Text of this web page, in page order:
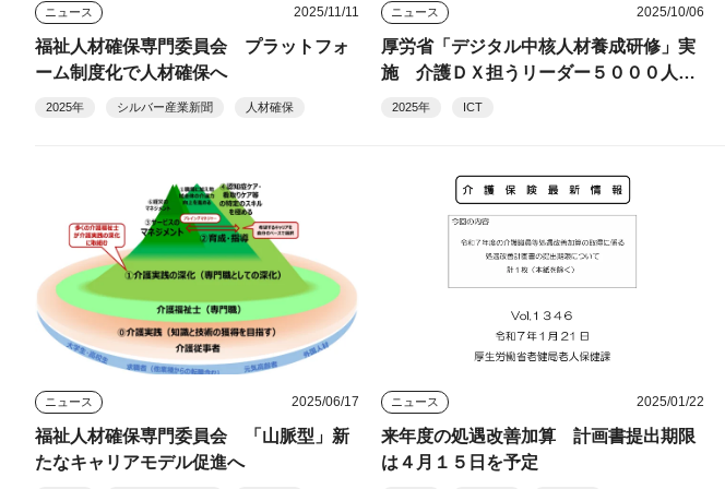
ニュース 2025/11/11
福祉人材確保専門委員会 プラットフォ
ーム制度化で人材確保へ
2025年 シルバー産業新聞 人材確保
ニュース 2025/10/06
厚労省「デジタル中核人材養成研修」実
施 介護ＤＸ担うリーダー５０００人育
成へ
2025年 ICT
ニュース 2025/06/17
福祉人材確保専門委員会 「山脈型」新
たなキャリアモデル促進へ
ニュース 2025/01/22
来年度の処遇改善加算 計画書提出期限
は４月１５日を予定